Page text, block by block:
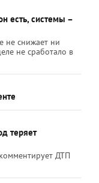
есть, системы –
не снижает ни
не сработало в
теряет
ДТП